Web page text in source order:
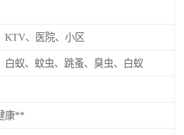
KTV、医院、小区
白蚁、蚊虫、跳蚤、臭虫、白蚁
康**